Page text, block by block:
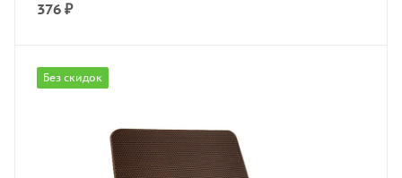
376 ₽
Без скидок